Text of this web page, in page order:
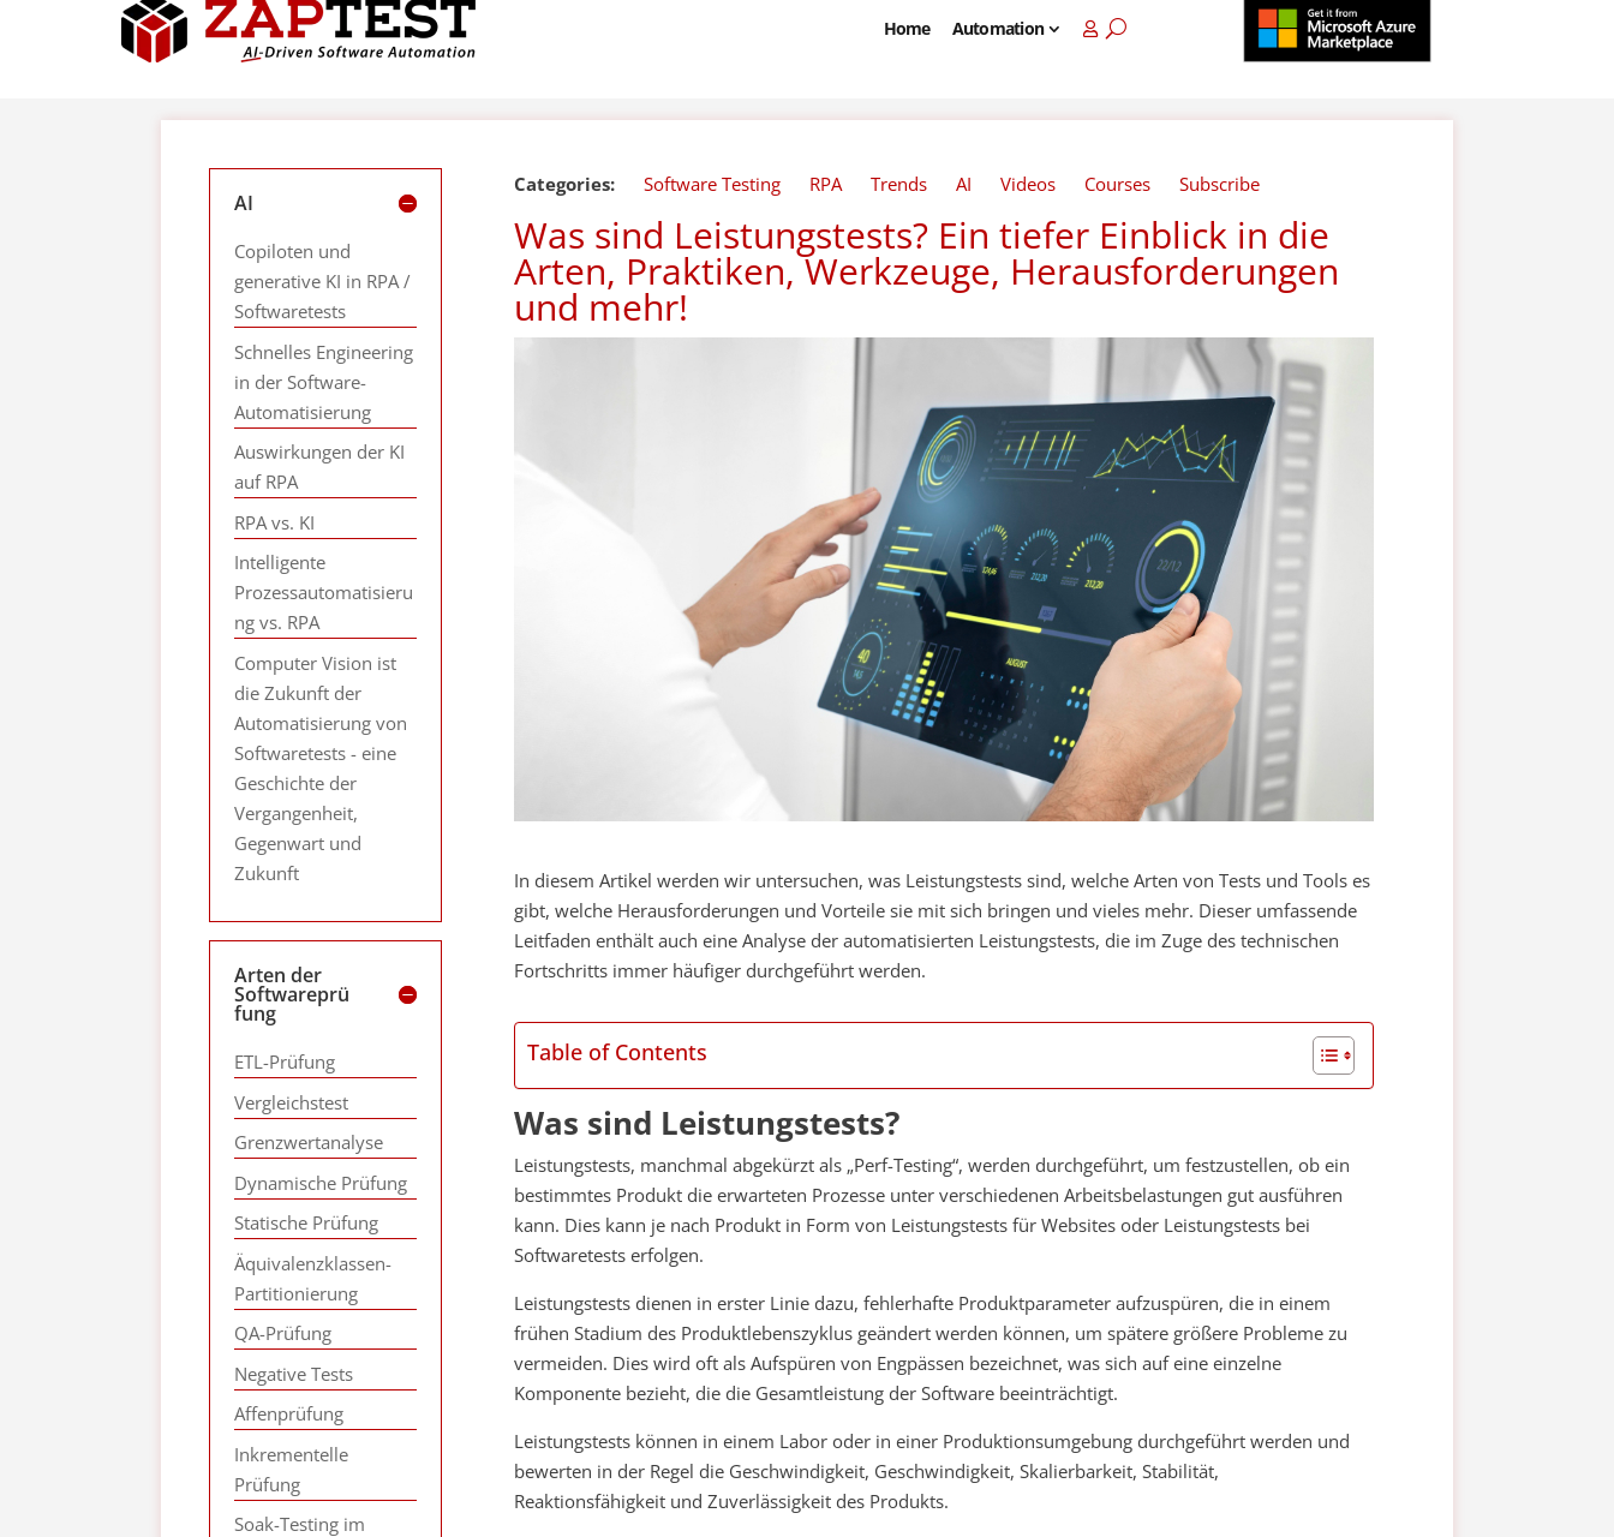
Home Automation
Categories: Software Testing RPA Trends AI Videos Courses Subscribe
Was sind Leistungstests? Ein tiefer Einblick in die
Arten, Praktiken, Werkzeuge, Herausforderungen
und mehr!
In diesem Artikel werden wir untersuchen, was Leistungstests sind, welche Arten von Tests und Tools es
gibt, welche Herausforderungen und Vorteile sie mit sich bringen und vieles mehr. Dieser umfassende
Leitfaden enthält auch eine Analyse der automatisierten Leistungstests, die im Zuge des technischen
Fortschritts immer häufiger durchgeführt werden.
Table of Contents
Was sind Leistungstests?
Leistungstests, manchmal abgekürzt als „Perf-Testing“, werden durchgeführt, um festzustellen, ob ein
bestimmtes Produkt die erwarteten Prozesse unter verschiedenen Arbeitsbelastungen gut ausführen
kann. Dies kann je nach Produkt in Form von Leistungstests für Websites oder Leistungstests bei
Softwaretests erfolgen.
Leistungstests dienen in erster Linie dazu, fehlerhafte Produktparameter aufzuspüren, die in einem
frühen Stadium des Produktlebenszyklus geändert werden können, um spätere größere Probleme zu
vermeiden. Dies wird oft als Aufspüren von Engpässen bezeichnet, was sich auf eine einzelne
Komponente bezieht, die die Gesamtleistung der Software beeinträchtigt.
Leistungstests können in einem Labor oder in einer Produktionsumgebung durchgeführt werden und
bewerten in der Regel die Geschwindigkeit, Geschwindigkeit, Skalierbarkeit, Stabilität,
Reaktionsfähigkeit und Zuverlässigkeit des Produkts.
AI
Copiloten und
generative KI in RPA /
Softwaretests
Schnelles Engineering
in der Software-
Automatisierung
Auswirkungen der KI
auf RPA
RPA vs. KI
Intelligente
Prozessautomatisieru
ng vs. RPA
Computer Vision ist
die Zukunft der
Automatisierung von
Softwaretests - eine
Geschichte der
Vergangenheit,
Gegenwart und
Zukunft
Arten der
Softwareprü
fung
ETL-Prüfung
Vergleichstest
Grenzwertanalyse
Dynamische Prüfung
Statische Prüfung
Äquivalenzklassen-
Partitionierung
QA-Prüfung
Negative Tests
Affenprüfung
Inkrementelle
Prüfung
Soak-Testing im